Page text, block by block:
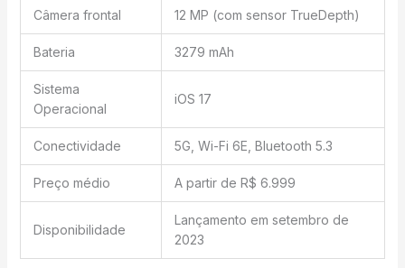
Câmera frontal 12 MP (com sensor TrueDepth)
Bateria 3279 mAh
Sistema
Operacional
iOS 17
Conectividade 5G, Wi-Fi 6E, Bluetooth 5.3
Preço médio A partir de R$ 6.999
Disponibilidade
Lançamento em setembro de
2023